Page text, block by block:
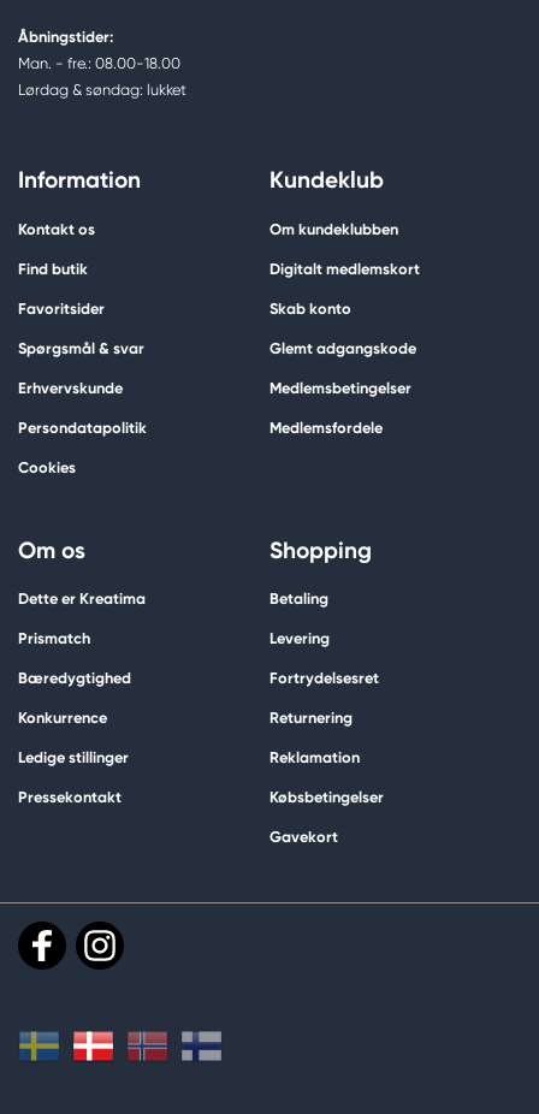
Åbningstider:
Man. - fre.: 08.00-18.00
Lørdag & søndag: lukket
Information
Kontakt os
Find butik
Favoritsider
Spørgsmål & svar
Erhvervskunde
Persondatapolitik
Cookies
Kundeklub
Om kundeklubben
Digitalt medlemskort
Skab konto
Glemt adgangskode
Medlemsbetingelser
Medlemsfordele
Om os
Dette er Kreatima
Prismatch
Bæredygtighed
Konkurrence
Ledige stillinger
Pressekontakt
Shopping
Betaling
Levering
Fortrydelsesret
Returnering
Reklamation
Købsbetingelser
Gavekort